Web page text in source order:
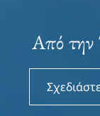
Από την